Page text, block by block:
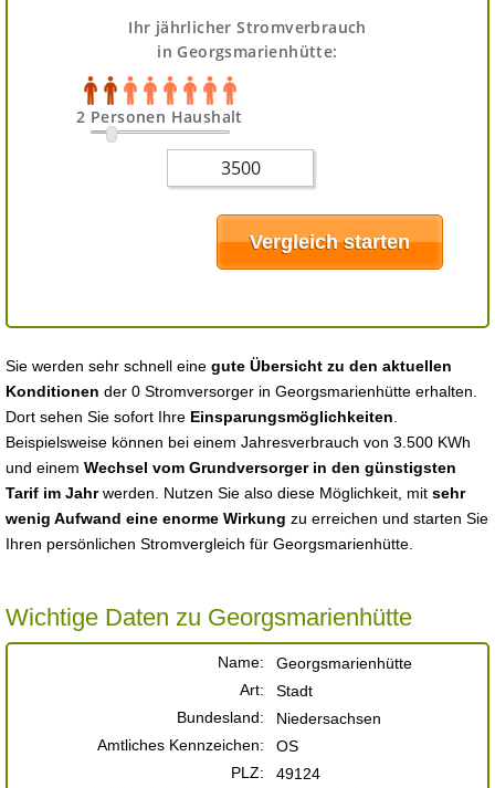
Ihr jährlicher Stromverbrauch
in Georgsmarienhütte:
2 Personen Haushalt
Sie werden sehr schnell eine gute Übersicht zu den aktuellen
Konditionen der 0 Stromversorger in Georgsmarienhütte erhalten.
Dort sehen Sie sofort Ihre Einsparungsmöglichkeiten
Beispielsweise können bei einem Jahresverbrauch von 3.500 KWh
und einem Wechsel vom Grundversorger in den günstigsten
Tarif im Jahrwerden. Nutzen Sie also diese Möglichkeit, mit sehr
wenig Aufwand eine enorme Wirkung zu erreichen und starten Sie
Ihren persönlichen Stromvergleich für Georgsmarienhütte.
Wichtige Daten zu Georgsmarienhütte
Name:
Georgsmarienhütte
Art:
Stadt
Bundesland:
Niedersachsen
Amtliches Kennzeichen:
OS
PLZ:
49124